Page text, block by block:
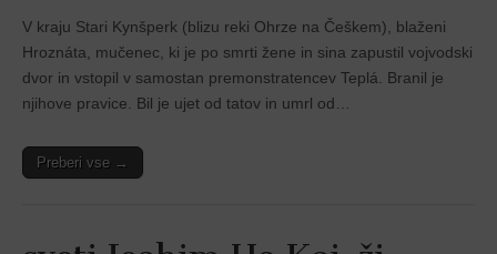
V kraju Stari Kynšperk (blizu reki Ohrze na Češkem), blaženi
Hroznáta, mučenec, ki je po smrti žene in sina zapustil vojvodski
dvor in vstopil v samostan premonstratencev Teplá. Branil je
njihove pravice. Bil je ujet od tatov in umrl od…
Preberi vse →